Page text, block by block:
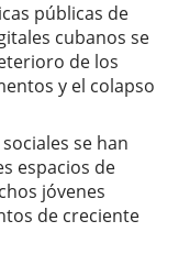
públicas de
cubanos se
de los
y el colapso
se han
espacios de
jóvenes
de creciente